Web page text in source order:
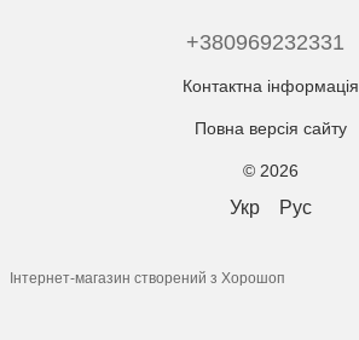
+380969232331
Контактна інформація
Повна версія сайту
© 2026
Укр Рус
Інтернет-магазин створений з Хорошоп